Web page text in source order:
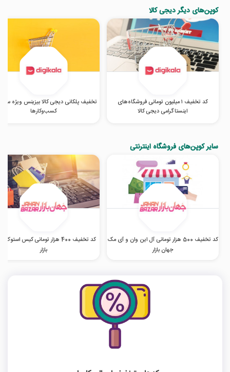
کوپن‌های دیگر دیجی کالا
کد تخفیف ۱ میلیون تومانی فروشگاه‌های
اینستاگرامی دیجی کالا
تخفیف پلکانی دیجی کالا بیزینس ویژه
کسب‌‌وکارها
سایر کوپن‌های فروشگاه اینترنتی
کد تخفیف 500 هزار تومانی آل این وان و آی مک
جهان بازار
کد تخفیف 400 هزار تومانی کیس
بازار